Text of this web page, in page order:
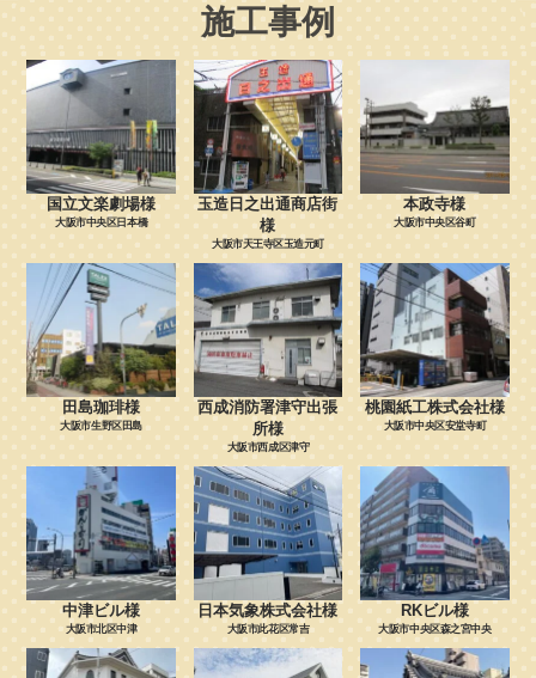
施工事例
国立文楽劇場様
大阪市中央区日本橋
玉造日之出通商店街
様
大阪市天王寺区玉造元町
本政寺様
大阪市中央区谷町
田島珈琲様
大阪市生野区田島
西成消防署津守出張
所様
大阪市西成区津守
桃園紙工株式会社様
大阪市中央区安堂寺町
中津ビル様
大阪市北区中津
日本気象株式会社様
大阪市此花区常吉
RKビル様
大阪市中央区森之宮中央